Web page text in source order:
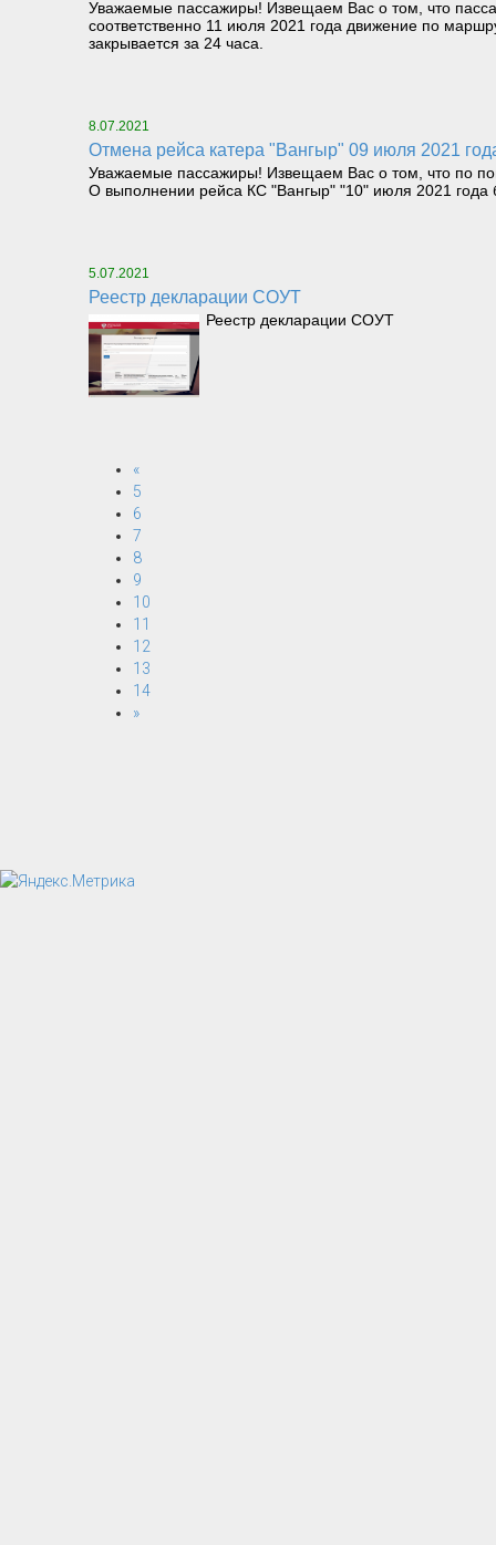
Уважаемые пассажиры! Извещаем Вас о том, что
соответственно 11 июля 2021 года движение по
закрывается за 24 часа.
8.07.2021
Отмена рейса катера "Вангыр" 09 июля 2021
Уважаемые пассажиры! Извещаем Вас о том, что по
О выполнении рейса КС "Вангыр" "10" июля 2021 года
5.07.2021
Реестр декларации СОУТ
Реестр декларации СОУТ
«
5
6
7
8
9
10
11
12
13
14
»